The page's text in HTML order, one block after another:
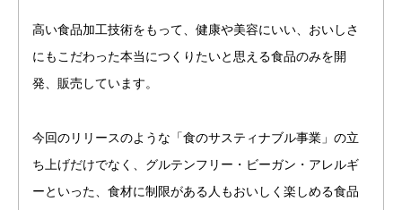
高い食品加工技術をもって、健康や美容にいい、おいしさ
にもこだわった本当につくりたいと思える食品のみを開
発、販売しています。
今回のリリースのような「食のサスティナブル事業」の立
ち上げだけでなく、グルテンフリー・ビーガン・アレルギ
ーといった、食材に制限がある人もおいしく楽しめる食品